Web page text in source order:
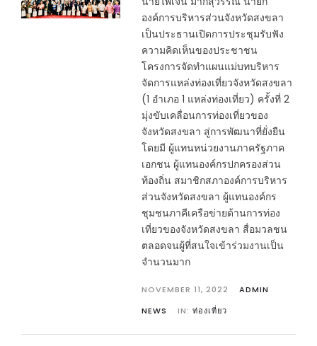
องค์การบริหารส่วนจังหวัดสงขลา
เป็นประธานเปิดการประชุมรับฟัง
ความคิดเห็นของประชาชน
โครงการจัดทำแผนแม่บทบริหาร
จัดการแหล่งท่องเที่ยวจังหวัดสงขลา
(1 อำเภอ 1 แหล่งท่องเที่ยว) ครั้งที่ 2
มุ่งขับเคลื่อนการท่องเที่ยวของ
จังหวัดสงขลา สู่การพัฒนาที่ยั่งยืน
โดยมี ผู้แทนหน่วยงานภาครัฐภาค
เอกชน ผู้แทนองค์กรปกครองส่วน
ท้องถิ่น สมาชิกสภาองค์การบริหาร
ส่วนจังหวัดสงขลา ผู้แทนองค์กร
ชุมชนภาคีเครือข่ายด้านการท่อง
เที่ยวของจังหวัดสงขลา สื่อมวลชน
ตลอดจนผู้ที่สนใจเข้าร่วมงานเป็น
จำนวนมาก
NOVEMBER 11, 2022
ADMIN
NEWS
IN: ท่องเที่ยว